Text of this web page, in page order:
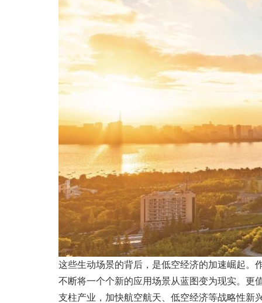
这些生动场景的背后，是低空经济的加速崛起。
不断将一个个新的应用场景从蓝图变为现实。更
支柱产业，加快航空航天、低空经济等战略性新